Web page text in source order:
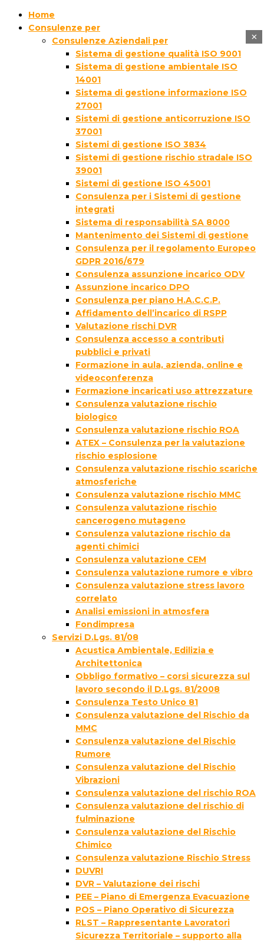
Home
Consulenze per
Consulenze Aziendali per
Sistema di gestione qualità ISO 9001
Sistema di gestione ambientale ISO
14001
Sistema di gestione informazione ISO
27001
Sistemi di gestione anticorruzione ISO
37001
Sistemi di gestione ISO 3834
Sistemi di gestione rischio stradale ISO
39001
Sistemi di gestione ISO 45001
Consulenza per i Sistemi di gestione
integrati
Sistema di responsabilità SA 8000
Mantenimento dei Sistemi di gestione
Consulenza per il regolamento Europeo
GDPR 2016/679
Consulenza assunzione incarico ODV
Assunzione incarico DPO
Consulenza per piano H.A.C.C.P.
Affidamento dell’incarico di RSPP
Valutazione rischi DVR
Consulenza accesso a contributi
pubblici e privati
Formazione in aula, azienda, online e
videoconferenza
Formazione incaricati uso attrezzature
Consulenza valutazione rischio
biologico
Consulenza valutazione rischio ROA
ATEX – Consulenza per la valutazione
rischio esplosione
Consulenza valutazione rischio scariche
atmosferiche
Consulenza valutazione rischio MMC
Consulenza valutazione rischio
cancerogeno mutageno
Consulenza valutazione rischio da
agenti chimici
Consulenza valutazione CEM
Consulenza valutazione rumore e vibro
Consulenza valutazione stress lavoro
correlato
Analisi emissioni in atmosfera
Fondimpresa
Servizi D.Lgs. 81/08
Acustica Ambientale, Edilizia e
Architettonica
Obbligo formativo – corsi sicurezza sul
lavoro secondo il D.Lgs. 81/2008
Consulenza Testo Unico 81
Consulenza valutazione del Rischio da
MMC
Consulenza valutazione del Rischio
Rumore
Consulenza valutazione del Rischio
Vibrazioni
Consulenza valutazione del rischio ROA
Consulenza valutazione del rischio di
fulminazione
Consulenza valutazione del Rischio
Chimico
Consulenza valutazione Rischio Stress
DUVRI
DVR – Valutazione dei rischi
PEE – Piano di Emergenza Evacuazione
POS – Piano Operativo di Sicurezza
RLST – Rappresentante Lavoratori
Sicurezza Territoriale – supporto alla
×